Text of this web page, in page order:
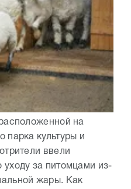
на
парка культуры и
ввели
за питомцами из-
жары. Как